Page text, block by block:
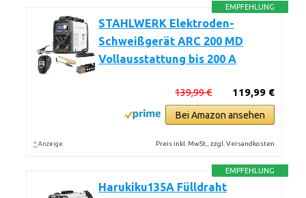
EMPFEHLUNG
STAHLWERK Elektroden-
Schweißgerät ARC 200 MD
Vollausstattung bis 200 A
119,99 €
139,99 €
Bei Amazon ansehen
* Anzeige Preis inkl. MwSt., zzgl. Versandkosten
EMPFEHLUNG
Harukiku135A Fülldraht